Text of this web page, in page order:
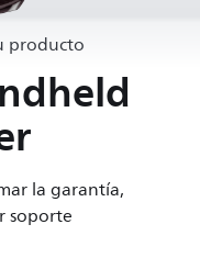
producto
la garantía,
soporte